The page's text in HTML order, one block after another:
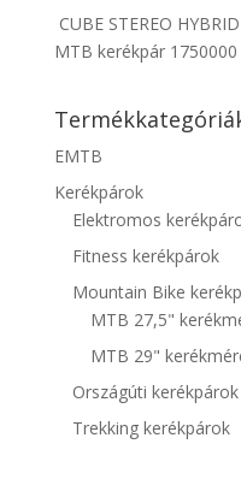
CUBE STEREO
MTB kerékpár 1750000
EMTB
Kerékpárok
Elektromos
Fitness kerékpárok
Mountain Bike
MTB 27,5"
MTB 29"
Országúti kerékpárok
Trekking kerékpárok